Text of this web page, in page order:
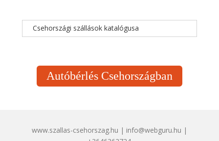
Csehországi szállások katalógusa
Autóbérlés Csehországban
www.szallas-csehorszag.hu | info@webguru.hu |